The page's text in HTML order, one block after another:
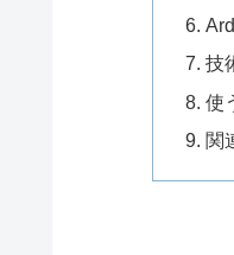
技
使
関